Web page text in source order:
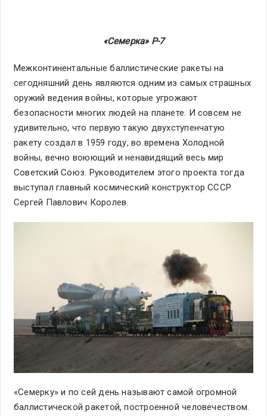
«Семерка» Р-7
Межконтинентальные баллистические ракеты на
сегодняшний день являются одним из самых страшных
оружий ведения войны, которые угрожают
безопасности многих людей на планете. И совсем не
удивительно, что первую такую двухступенчатую
ракету создал в 1959 году, во времена Холодной
войны, вечно воюющий и ненавидящий весь мир
Советский Союз. Руководителем этого проекта тогда
выступал главный космический конструктор СССР
Сергей Павлович Королев.
«Семерку» и по сей день называют самой огромной
баллистической ракетой, построенной человечеством.